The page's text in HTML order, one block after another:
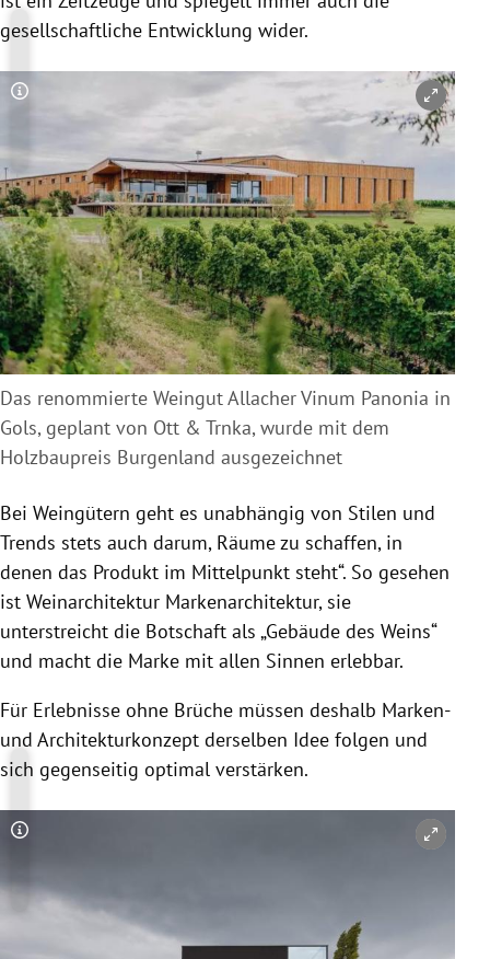
gesellschaftliche Entwicklung wider.
Copyright-Hinweis öffnen/schließen
Das renommierte Weingut Allacher Vinum Panonia in
Gols, geplant von Ott & Trnka, wurde mit dem
Holzbaupreis Burgenland ausgezeichnet
Bei Weingütern geht es unabhängig von Stilen und
Trends stets auch darum, Räume zu schaffen, in
denen das Produkt im Mittelpunkt steht“. So gesehen
ist Weinarchitektur Markenarchitektur, sie
unterstreicht die Botschaft als „Gebäude des Weins“
und macht die Marke mit allen Sinnen erlebbar.
Für Erlebnisse ohne Brüche müssen deshalb Marken-
und Architekturkonzept derselben Idee folgen und
sich gegenseitig optimal verstärken.
Copyright-Hinweis öffnen/schließen